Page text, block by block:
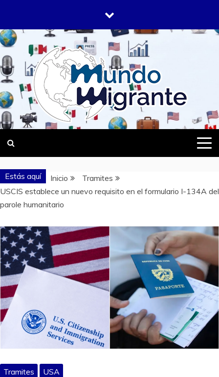
contenido
MUNDO
MIGRANTE
DONDE TODOS SOMOS MIGRANTES
Estás aquí Inicio
Tramites
USCIS establece un nuevo requisito en el formulario I-134A del
parole humanitario
Tramites USA